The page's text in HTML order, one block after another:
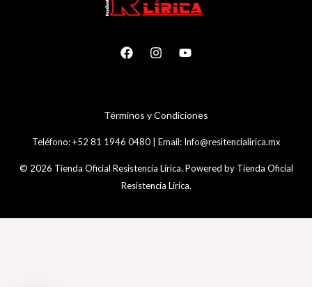
Términos y Condiciones
Teléfono:+52 81 1946 0480| Email: Info@resitencialirica.mx
© 2026 Tienda Oficial Resistencia Lírica. Powered by Tienda Oficial
Resistencia Lírica.